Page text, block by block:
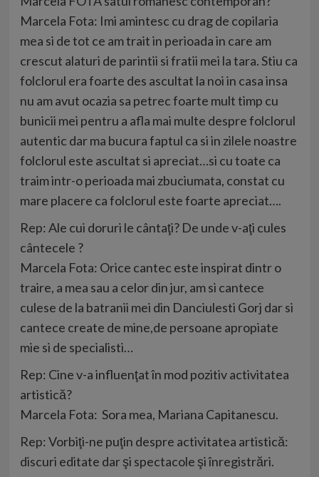
Marcela Fota: Imi amintesc cu drag de copilaria
mea si de tot ce am trait in perioada in care am
crescut alaturi de parintii si fratii mei la tara. Stiu ca
folclorul era foarte des ascultat la noi in casa insa
nu am avut ocazia sa petrec foarte mult timp cu
bunicii mei pentru a afla mai multe despre folclorul
autentic dar ma bucura faptul ca si in zilele noastre
folclorul este ascultat si apreciat…si cu toate ca
traim intr-o perioada mai zbuciumata, constat cu
mare placere ca folclorul este foarte apreciat….
Rep: Ale cui doruri le cântaţi? De unde v-aţi cules
cântecele ?
Marcela Fota: Orice cantec este inspirat dintr o
traire, a mea sau a celor din jur, am si cantece
culese de la batranii mei din Danciulesti Gorj dar si
cantece create de mine,de persoane apropiate
mie si de specialisti…
Rep: Cine v-a influenţat în mod pozitiv activitatea
artistică?
Marcela Fota: Sora mea, Mariana Capitanescu.
Rep: Vorbiţi-ne puţin despre activitatea artistică:
discuri editate dar şi spectacole şi înregistrări.